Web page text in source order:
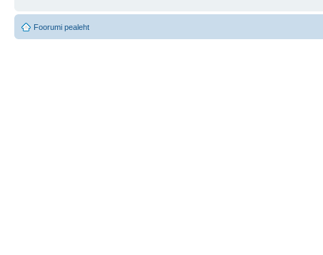
Foorumi pealeht